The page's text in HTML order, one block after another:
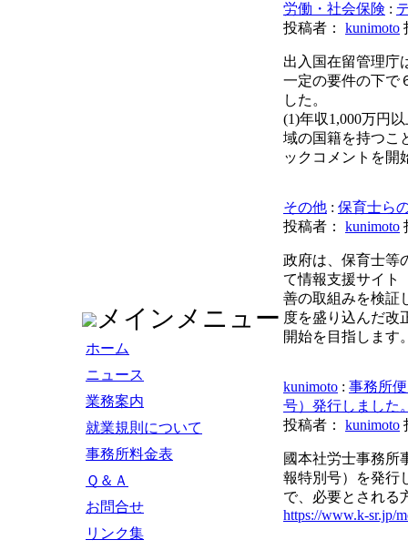
メインメニュー
ホーム
ニュース
業務案内
就業規則について
事務所料金表
Ｑ＆Ａ
お問合せ
リンク集
労働・社会保険 :
投稿者： kunimoto
出入国在留管理庁
一定の要件の下で
した。
(1)年収1,000万円
域の国籍を持つこ
ックコメントを開
その他 : 保育士ら
投稿者： kunimoto
政府は、保育士等
て情報支援サイト
善の取組みを検証
度を盛り込んだ改
開始を目指します
kunimoto : 事務所
号）発行しました
投稿者： kunimoto
國本社労士事務所
報特別号）を発行
で、必要とされる
https://www.k-sr.jp/